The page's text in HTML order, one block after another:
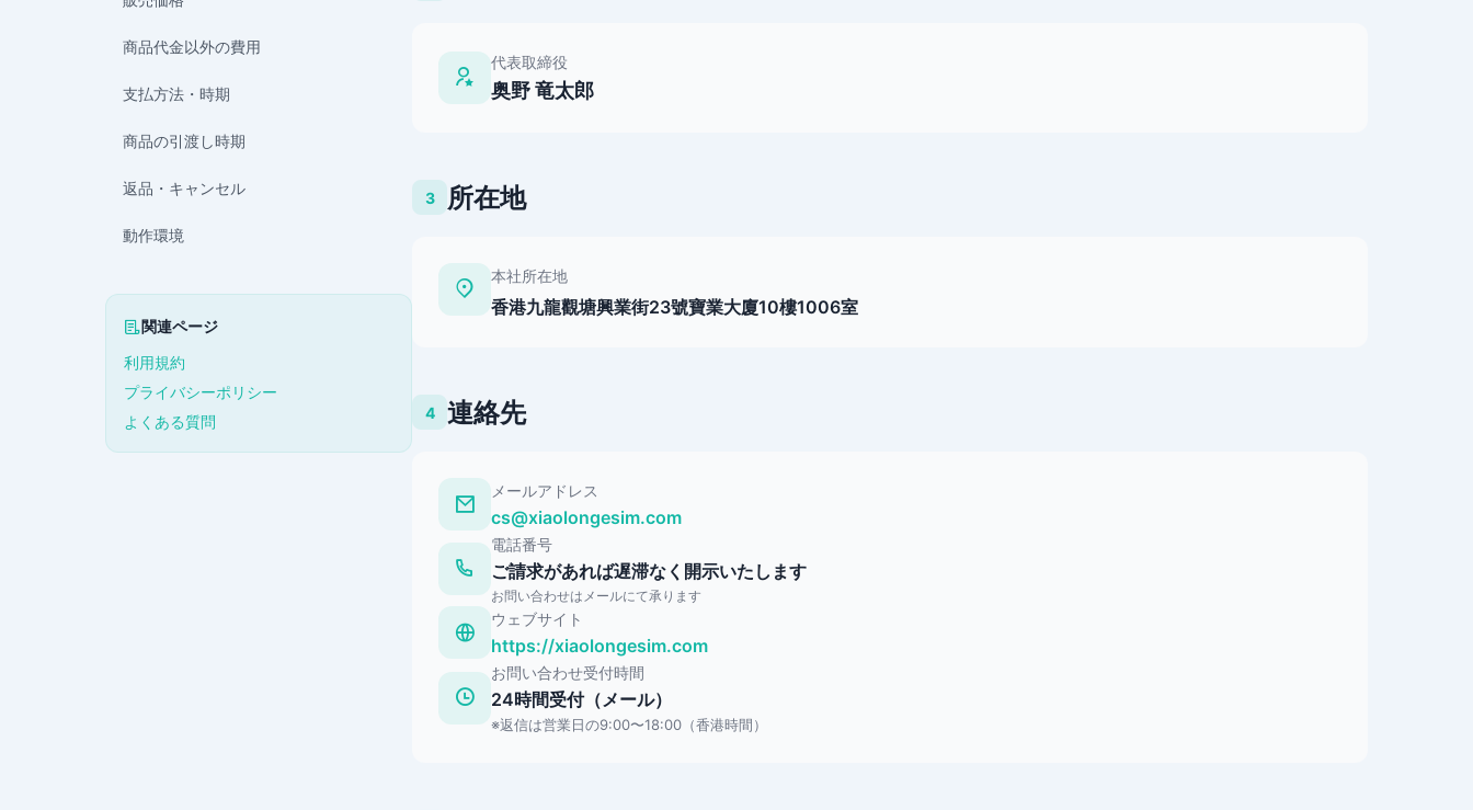
商品代金以外の費用
支払方法・時期
商品の引渡し時期
返品・キャンセル
動作環境
関連ページ
利用規約
プライバシーポリシー
よくある質問
代表取締役
奥野 竜太郎
3 所在地
本社所在地
香港九龍觀塘興業街23號寶業大廈10樓1006室
4 連絡先
メールアドレス
cs@xiaolongesim.com
電話番号
ご請求があれば遅滞なく開示いたします
お問い合わせはメールにて承ります
ウェブサイト
https://xiaolongesim.com
お問い合わせ受付時間
24時間受付（メール）
※返信は営業日の9:00〜18:00（香港時間）